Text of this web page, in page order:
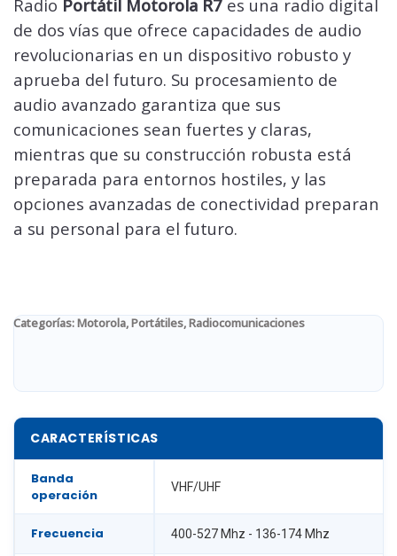
Radio Portátil Motorola R7 es una radio digital
de dos vías que ofrece capacidades de audio
revolucionarias en un dispositivo robusto y
aprueba del futuro. Su procesamiento de
audio avanzado garantiza que sus
comunicaciones sean fuertes y claras,
mientras que su construcción robusta está
preparada para entornos hostiles, y las
opciones avanzadas de conectividad preparan
a su personal para el futuro.
Categorías:Motorola,Portátiles,Radiocomunicaciones
CARACTERÍSTICAS
Banda
operación
VHF/UHF
Frecuencia 400-527 Mhz - 136-174 Mhz